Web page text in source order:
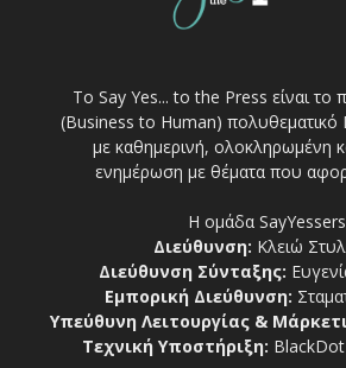
Το Say Yes... to the Press είναι
(Business to Human)
με καθημερινή, ολοκληρωμένη
ενημέρωση με θέματα που
Η ομάδα SayYessers
Διεύθυνση: Κλειώ
Διεύθυνση Σύνταξης:
Εμπορική Διεύθυνση:
Υπεύθυνη Λειτουργίας &
Τεχνική Υποστήριξη: